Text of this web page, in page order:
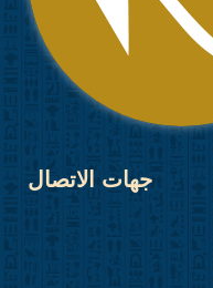
جهات الاتصال